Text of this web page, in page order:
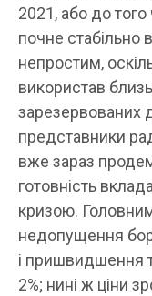
2021, або до
почне стабільно
непростим,
використав
зарезервованих
представники
вже зараз
готовність
кризою.
недопущення
і пришвидшення
2%; нині ж ціни